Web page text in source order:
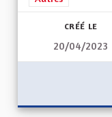
CRÉÉ LE
20/04/2023